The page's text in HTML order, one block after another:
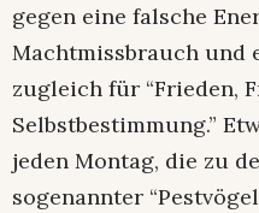
gegen eine falsche
Machtmissbrauch und
zugleich für “Frieden,
Selbstbestimmung.”
jeden Montag, die zu
sogenannter